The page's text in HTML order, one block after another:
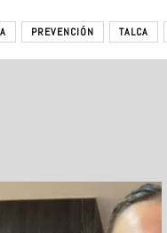
PREVENCIÓN TALCA